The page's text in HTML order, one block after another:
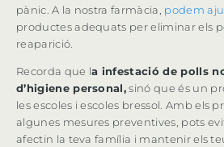
pànic. A la nostra farmàcia, podem
productes adequats per eliminar els
reaparició.
Recorda que la infestació de polls
d’higiene personal,sinó que és un
les escoles i escoles bressol. Amb els
algunes mesures preventives, pots
afectin la teva família i mantenir els